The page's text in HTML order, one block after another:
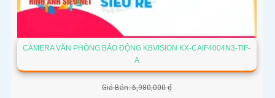
CAMERA VĂN PHÒNG BÁO ĐỘNG KBVISION KX-CAIF4004N3-TIF-
A
Giá Bán: 6,980,000 ₫